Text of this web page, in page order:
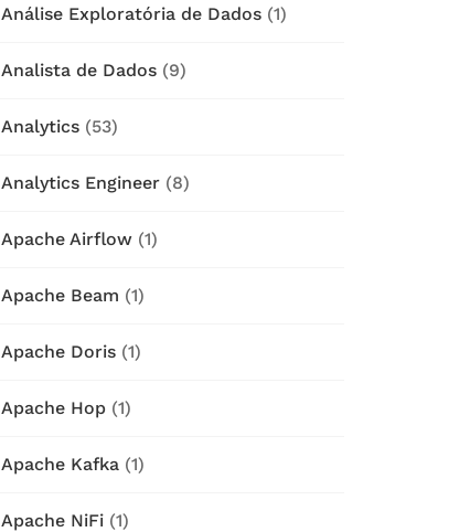
Análise Exploratória de Dados (1)
Analista de Dados (9)
Analytics (53)
Analytics Engineer (8)
Apache Airflow (1)
Apache Beam (1)
Apache Doris (1)
Apache Hop (1)
Apache Kafka (1)
Apache NiFi (1)